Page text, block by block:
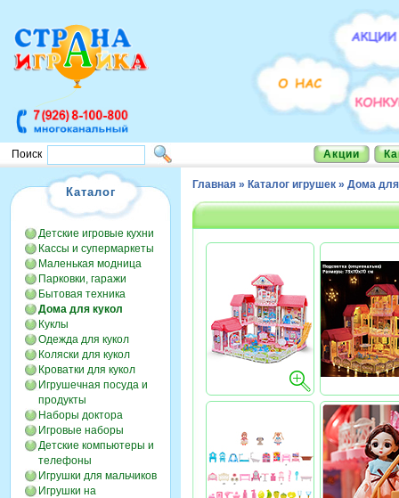
Поиск Акции
Каталог
Детские игровые кухни
Кассы и супермаркеты
Маленькая модница
Парковки, гаражи
Бытовая техника
Дома для кукол
Куклы
Одежда для кукол
Коляски для кукол
Кроватки для кукол
Игрушечная посуда и
продукты
Наборы доктора
Игровые наборы
Детские компьютеры и
телефоны
Игрушки для мальчиков
Игрушки на
Главная » Каталог игрушек » Дома для